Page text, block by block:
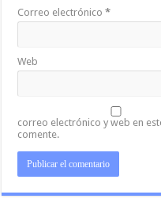
Correo electrónico*
Web
correo electrónico y web en
comente.